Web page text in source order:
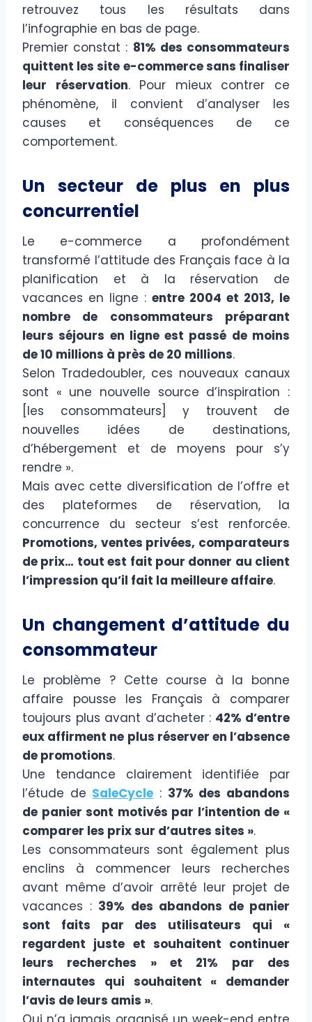
retrouvez tous les résultats dans
l’infographie en bas de page.
Premier constat : 81% des consommateurs
quittent les site e-commerce sans finaliser
leur réservation. Pour mieux contrer ce
phénomène, il convient d’analyser les
causes et conséquences de ce
comportement.
Un secteur de plus en plus
concurrentiel
Le e-commerce a profondément
transformé l’attitude des Français face à la
planification et à la réservation de
vacances en ligne : entre 2004 et 2013, le
nombre de consommateurs préparant
leurs séjours en ligne est passé de moins
de 10 millions à près de 20 millions.
Selon Tradedoubler, ces nouveaux canaux
sont « une nouvelle source d’inspiration :
[les consommateurs] y trouvent de
nouvelles idées de destinations,
d’hébergement et de moyens pour s’y
rendre ».
Mais avec cette diversification de l’offre et
des plateformes de réservation, la
concurrence du secteur s’est renforcée.
Promotions, ventes privées, comparateurs
de prix… tout est fait pour donner au client
l’impression qu’il fait la meilleure affaire.
Un changement d’attitude du
consommateur
Le problème ? Cette course à la bonne
affaire pousse les Français à comparer
toujours plus avant d’acheter : 42% d’entre
eux affirment ne plus réserver en l’absence
de promotions.
Une tendance clairement identifiée par
l’étude de SaleCycle : 37% des abandons
de panier sont motivés par l’intention de «
comparer les prix sur d’autres sites ».
Les consommateurs sont également plus
enclins à commencer leurs recherches
avant même d’avoir arrêté leur projet de
vacances : 39% des abandons de panier
sont faits par des utilisateurs qui «
regardent juste et souhaitent continuer
leurs recherches » et 21% par des
internautes qui souhaitent « demander
l’avis de leurs amis ».